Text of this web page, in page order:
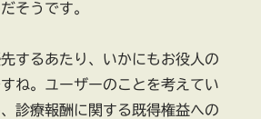
そうです。
するあたり、いかにもお役人の
ね。ユーザーのことを考えてい
診療報酬に関する既得権益への